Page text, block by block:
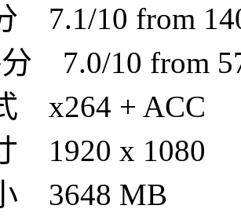
7.1/10 from
7.0/10 from
x264 + ACC
1920 x 1080
3648 MB